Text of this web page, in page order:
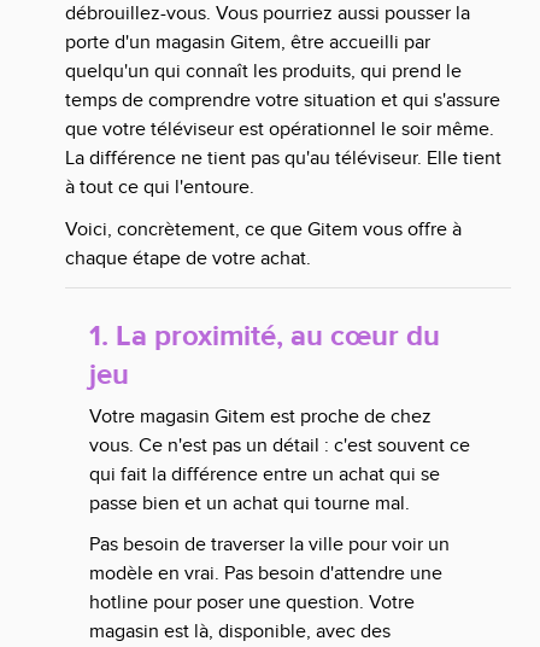
débrouillez-vous. Vous pourriez aussi pousser la
porte d'un magasin Gitem, être accueilli par
quelqu'un qui connaît les produits, qui prend le
temps de comprendre votre situation et qui s'assure
que votre téléviseur est opérationnel le soir même.
La différence ne tient pas qu'au téléviseur. Elle tient
à tout ce qui l'entoure.
Voici, concrètement, ce que Gitem vous offre à
chaque étape de votre achat.
1. La proximité, au cœur du
jeu
Votre magasin Gitem est proche de chez
vous. Ce n'est pas un détail : c'est souvent ce
qui fait la différence entre un achat qui se
passe bien et un achat qui tourne mal.
Pas besoin de traverser la ville pour voir un
modèle en vrai. Pas besoin d'attendre une
hotline pour poser une question. Votre
magasin est là, disponible, avec des